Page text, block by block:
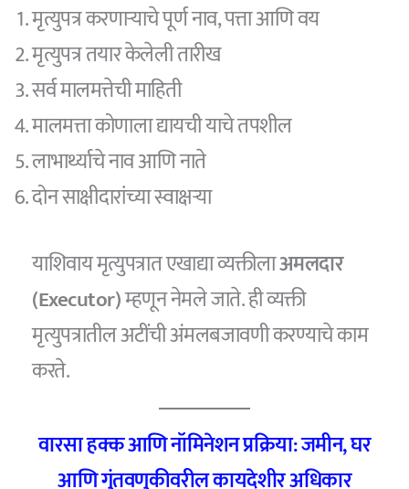
मृत्युपत्र करणाऱ्याचे पूर्ण नाव, पत्ता आणि वय
मृत्युपत्र तयार केलेली तारीख
सर्व मालमत्तेची माहिती
मालमत्ता कोणाला द्यायची याचे तपशील
लाभार्थ्याचे नाव आणि नाते
दोन साक्षीदारांच्या स्वाक्षऱ्या
याशिवाय मृत्युपत्रात एखाद्या व्यक्तीलाअमलदार
(Executor)म्हणून नेमले जाते. ही व्यक्ती
मृत्युपत्रातील अटींची अंमलबजावणी करण्याचे काम
करते.
वारसा हक्क आणि नॉमिनेशन प्रक्रिया: जमीन, घर
आणि गुंतवणुकीवरील कायदेशीर अधिकार